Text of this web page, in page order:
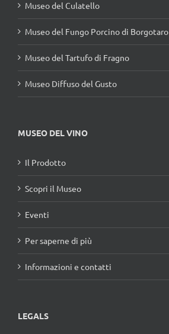
Museo del Culatello
Museo del Fungo Porcino di Borgotaro
Museo del Tartufo di Fragno
Museo Diffuso del Gusto
MUSEO DEL VINO
Il Prodotto
Scopri il Museo
Eventi
Per saperne di più
Informazioni e contatti
LEGALS